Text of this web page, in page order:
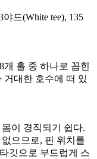
야드(White tee), 135
홀 중 하나로 꼽힌
거대한 호수에 떠 있
이 경직되기 쉽다.
으므로, 핀 위치를
깃으로 부드럽게 스